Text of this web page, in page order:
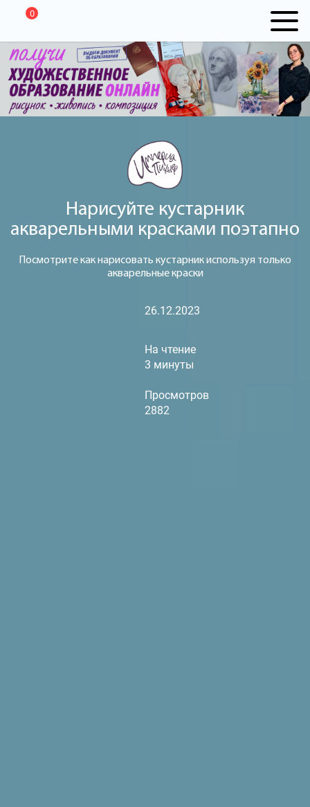
0
Нарисуйте кустарник
акварельными красками поэтапно
Посмотрите как нарисовать кустарник используя только
акварельные краски
26.12.2023
На чтение
3 минуты
Просмотров
2882